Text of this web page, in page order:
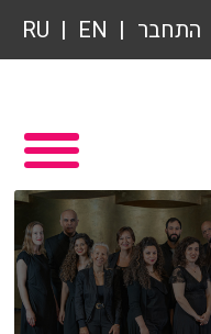
התחבר EN
RU